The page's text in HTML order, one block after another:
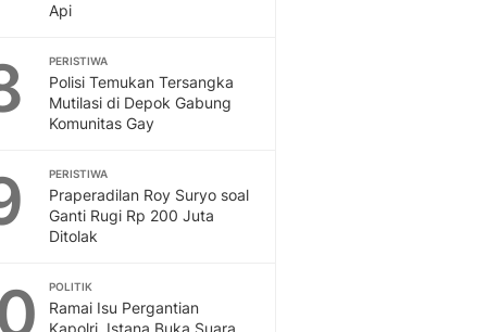
Api
PERISTIWA
Polisi Temukan Tersangka
Mutilasi di Depok Gabung
Komunitas Gay
PERISTIWA
Praperadilan Roy Suryo soal
Ganti Rugi Rp 200 Juta
Ditolak
POLITIK
Ramai Isu Pergantian
Kapolri, Istana Buka Suara